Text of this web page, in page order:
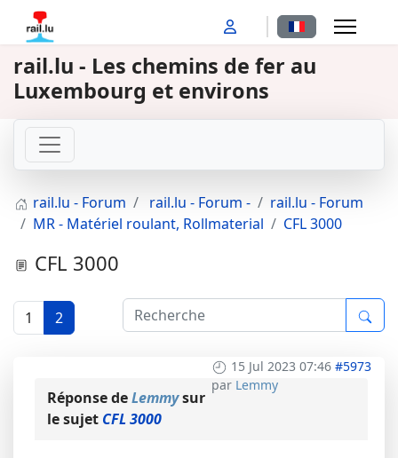
Sélectionnez
rail.lu - Les chemins de fer au
Luxembourg et environs
rail.lu - Forum rail.lu - Forum -
rail.lu - Forum
MR - Matériel roulant, Rollmaterial
CFL 3000
CFL 3000
1 2
15 Jul 2023 07:46 #5973
par Lemmy
Réponse deLemmysur
le sujet CFL 3000